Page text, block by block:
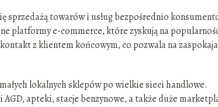
sprzedażą towarów i usług bezpośrednio
platformy e-commerce, które zyskują na
z klientem końcowym, co pozwala na
lokalnych sklepów po wielkie sieci handlowe.
apteki, stacje benzynowe, a także duże